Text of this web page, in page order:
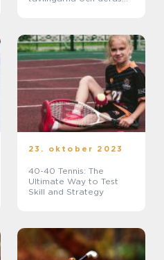
23. oktober 2023
40-40 Tennis: The
Ultimate Way to Test
Skill and Strategy